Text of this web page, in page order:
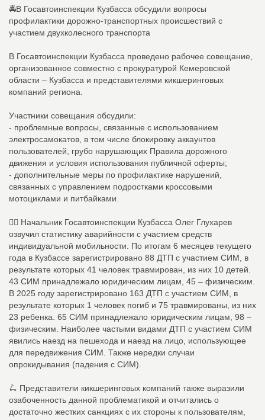
🚔В Госавтоинспекции Кузбасса обсудили вопросы
профилактики дорожно-транспортных происшествий с
участием двухколесного транспорта
В Госавтоинспекции Кузбасса проведено рабочее совещание,
организованное совместно с прокуратурой Кемеровской
области – Кузбасса и представителями кикшеринговых
компаний региона.
Участники совещания обсудили:
- проблемные вопросы, связанные с использованием
электросамокатов, в том числе блокировку аккаунтов
пользователей, грубо нарушающих Правила дорожного
движения и условия использования публичной оферты;
- дополнительные меры по профилактике нарушений,
связанных с управлением подростками кроссовыми
мотоциклами и питбайками.
👮‍♀ Начальник Госавтоинспекции Кузбасса Олег Глухарев
озвучил статистику аварийности с участием средств
индивидуальной мобильности. По итогам 6 месяцев текущего
года в Кузбассе зарегистрировано 88 ДТП с участием СИМ, в
результате которых 41 человек травмирован, из них 10 детей.
43 СИМ принадлежало юридическим лицам, 45 – физическим.
В 2025 году зарегистрировано 163 ДТП с участием СИМ, в
результате которых 1 человек погиб и 75 травмированы, из них
23 ребенка. 65 СИМ принадлежало юридическим лицам, 98 –
физическим. Наиболее частыми видами ДТП с участием СИМ
явились наезд на пешехода и наезд на лицо, использующее
для передвижения СИМ. Также нередки случаи
опрокидывания (падения с СИМ).
🛴 Представители кикшеринговых компаний также выразили
озабоченность данной проблематикой и отчитались о
достаточно жестких санкциях с их стороны к пользователям,